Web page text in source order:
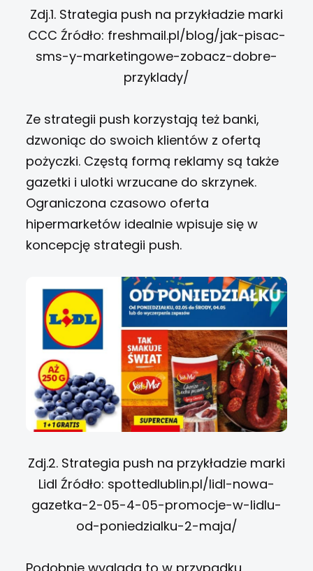
Zdj.1. Strategia push na przykładzie marki
CCC Źródło: freshmail.pl/blog/jak-pisac-
sms-y-marketingowe-zobacz-dobre-
przyklady/
Ze strategii push korzystają też banki,
dzwoniąc do swoich klientów z ofertą
pożyczki. Częstą formą reklamy są także
gazetki i ulotki wrzucane do skrzynek.
Ograniczona czasowo oferta
hipermarketów idealnie wpisuje się w
koncepcję strategii push.
Zdj.2. Strategia push na przykładzie marki
Lidl Źródło: spottedlublin.pl/lidl-nowa-
gazetka-2-05-4-05-promocje-w-lidlu-
od-poniedzialku-2-maja/